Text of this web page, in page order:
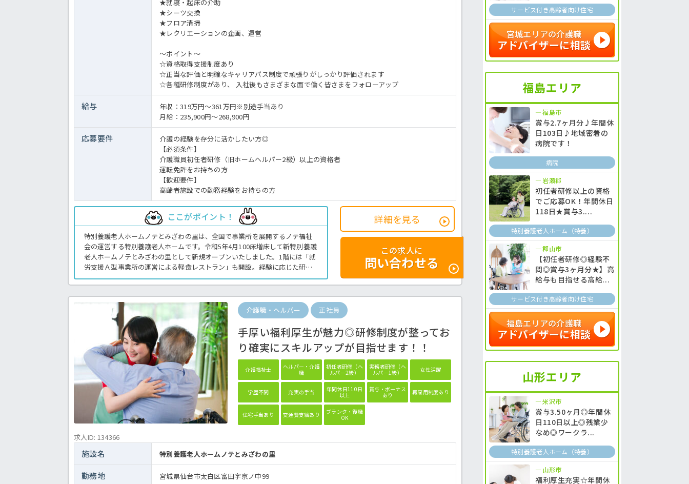
★就寝・起床の介助
★シーツ交換
★フロア清掃
★レクリエーションの企画、運営
～ポイント～
☆資格取得支援制度あり
☆正当な評価と明確なキャリアパス制度で頑張りがしっかり評価されます
☆各種研修制度があり、 入社後もさまざまな面で働く皆さまをフォローアップ
給与
年収：319万円～361万円※別途手当あり
月給：235,900円～268,900円
応募要件
介護の経験を存分に活かしたい方◎
【必須条件】
介護職員初任者研修（旧ホームヘルパー2級）以上の資格者
運転免許をお持ちの方
【歓迎要件】
高齢者施設での勤務経験をお持ちの方
ここがポイント！
特別養護老人ホームノテとみざわの里は、全国で事業所を展開するノテ福祉
会の運営する特別養護老人ホームです。令和5年4月100床増床して新特別養護
老人ホームノテとみざわの里として新規オープンいたしました。1階には「就
労支援Ａ型事業所の運営による軽食レストラン」も開設。経験に応じた研修
制度が充実しており、ご経験者もスキルアップや資格取得を目指せます！全
国に展開する法人のため、昇給・賞与制度や育児、介護、看護休業制度も完
備で長く働ける環境に定評があります◎気になる方はほっ介護までお問い合
わせください。特養での介護業務全般です。
＜介護職 正職員 特養の求人＞
詳細を見る
この求人に
問い合わせる
※画像はイメージです。
介護職・ヘルパー 正社員
手厚い福利厚生が魅力◎研修制度が整ってお
り確実にスキルアップが目指せます！！
介護福祉士
ヘルパー・介護
職
初任者研修（ヘ
ルパー2級）
実務者研修（ヘ
ルパー1級）
女性活躍
学歴不問 充実の手当
年間休日110日
以上
賞与・ボーナス
あり
再雇用制度あり
住宅手当あり 交通費支給あり
ブランク・復職
OK
求人ID: 134366
施設名 特別養護老人ホームノテとみざわの里
勤務地 宮城県仙台市太白区富田字京ノ中99
サービス付き高齢者向け住宅
宮城エリアの介護職
アドバイザーに相談
福島エリア
福島市
賞与2.7ヶ月分♪年間休
日103日♪地域密着の
病院です！
病院
岩瀬郡
初任者研修以上の資格
でご応募OK！年間休日
118日★賞与3....
特別養護老人ホーム（特養）
郡山市
【初任者研修◎経験不
問◎賞与3ヶ月分★】高
給与も目指せる高給...
サービス付き高齢者向け住宅
福島エリアの介護職
アドバイザーに相談
山形エリア
米沢市
賞与3.50ヶ月◎年間休
日110日以上◎残業少
なめ◎ワークラ...
特別養護老人ホーム（特養）
山形市
福利厚生充実☆年間休